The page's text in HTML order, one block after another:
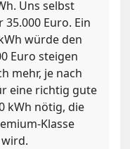
Uns selbst
Euro. Ein
würde den
Euro steigen
mehr, je nach
eine richtig gute
kWh nötig, die
Klasse